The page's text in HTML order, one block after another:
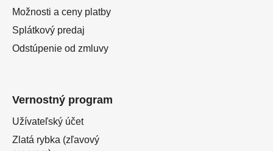
Možnosti a ceny platby
Splátkový predaj
Odstúpenie od zmluvy
Vernostný program
Užívateľský účet
Zlatá rybka (zľavový